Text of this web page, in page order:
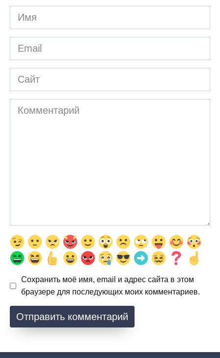
Имя
*
Email
*
Сайт
Комментарий
Сохранить моё имя, email и адрес сайта в этом
браузере для последующих моих комментариев.